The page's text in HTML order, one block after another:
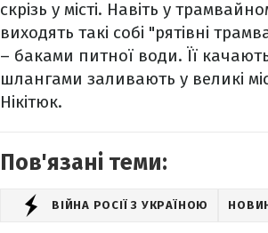
скрізь у місті. Навіть у
виходять такі собі "рятівні
– баками питної води. Її
шлангами заливають у великі
Нікітюк.
Пов'язані теми:
ВІЙНА РОСІЇ З УКРАЇНОЮ